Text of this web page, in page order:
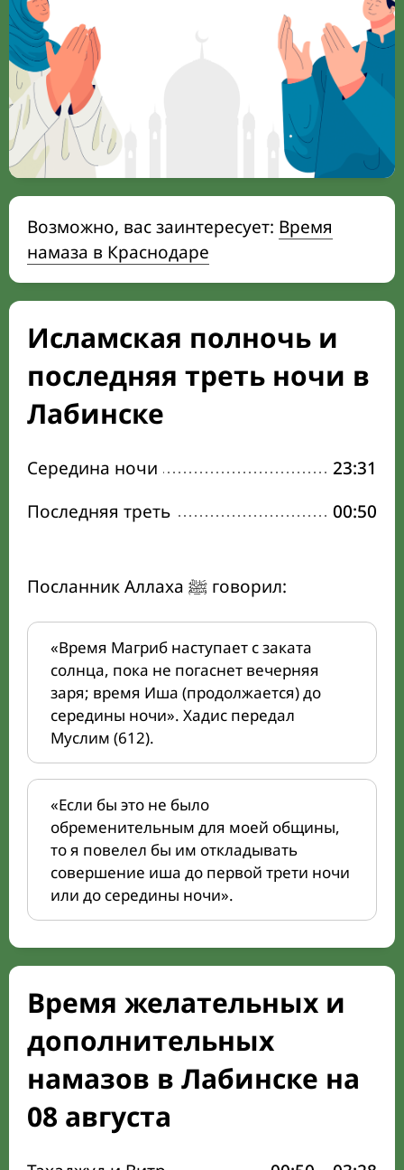
Возможно, вас заинтересует: Время
намаза в Краснодаре
Исламская полночь и
последняя треть ночи в
Лабинске
Середина ночи
23:31
Последняя треть
00:50
Посланник Аллаха ﷺ говорил:
«Время Магриб наступает с заката
солнца, пока не погаснет вечерняя
заря; время Иша (продолжается) до
середины ночи». Хадис передал
Муслим (612).
«Если бы это не было
обременительным для моей общины,
то я повелел бы им откладывать
совершение иша до первой трети ночи
или до середины ночи».
Время желательных и
дополнительных
намазов в Лабинске на
08 августа